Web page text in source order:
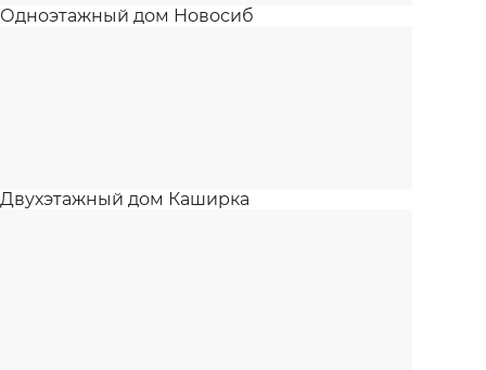
Одноэтажный дом Новосиб
Двухэтажный дом Каширка